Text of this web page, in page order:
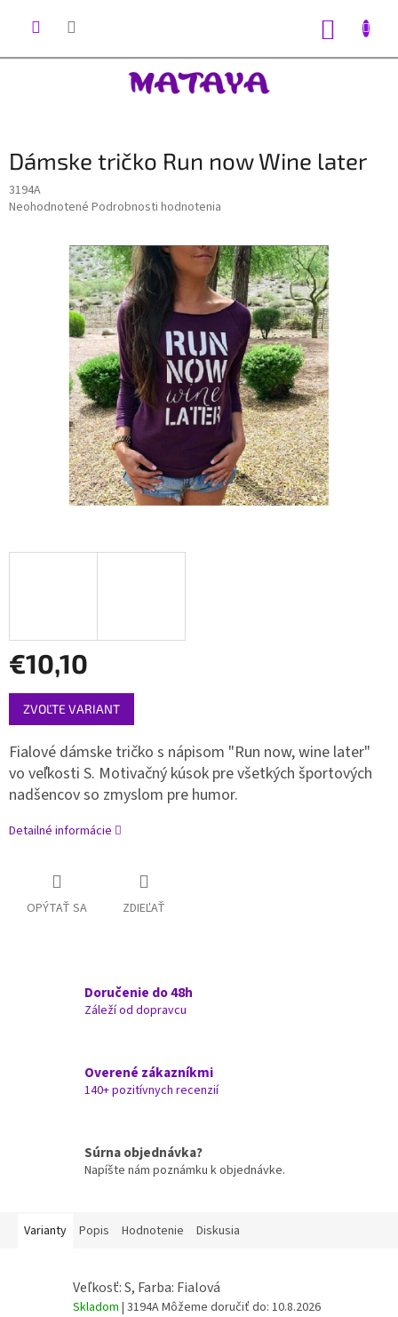
Dámske tričko Run now Wine later
3194A
Priemerné
hviezdičiek.
Neohodnotené Podrobnosti hodnotenia
€10,10
Jednotková
cena:
ZVOĽTE VARIANT
Fialové dámske tričko s nápisom "Run now, wine later"
vo veľkosti S. Motivačný kúsok pre všetkých športových
nadšencov so zmyslom pre humor.
Detailné informácie
OPÝTAŤ SA ZDIEĽAŤ
Doručenie do 48h
Záleží od dopravcu
Overené zákazníkmi
140+ pozitívnych recenzií
Súrna objednávka?
Napíšte nám poznámku k objednávke.
Varianty Popis Hodnotenie Diskusia
Veľkosť: S, Farba: Fialová
Skladom | 3194AMôžeme doručiť do: 10.8.2026